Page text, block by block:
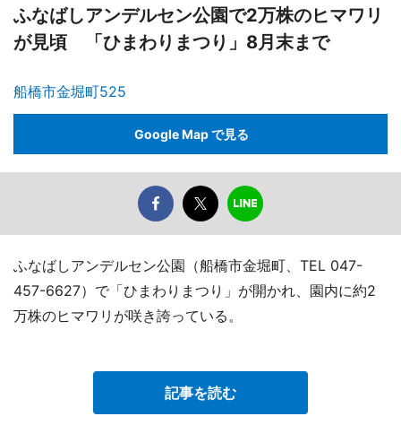
ふなばしアンデルセン公園で2万株のヒマワリ
が見頃 「ひまわりまつり」8月末まで
船橋市金堀町525
Google Map で見る
ふなばしアンデルセン公園（船橋市金堀町、TEL 047-
457-6627）で「ひまわりまつり」が開かれ、園内に約2
万株のヒマワリが咲き誇っている。
記事を読む